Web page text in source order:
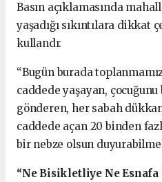
Basın açıklamasında
yaşadığı sıkıntılara dikkat
kullandı:
“Bugün burada
caddede yaşayan,
gönderen, her sabah
caddede açan 20 binden
bir nebze olsun
“Ne Bisikletliye Ne Esnafa